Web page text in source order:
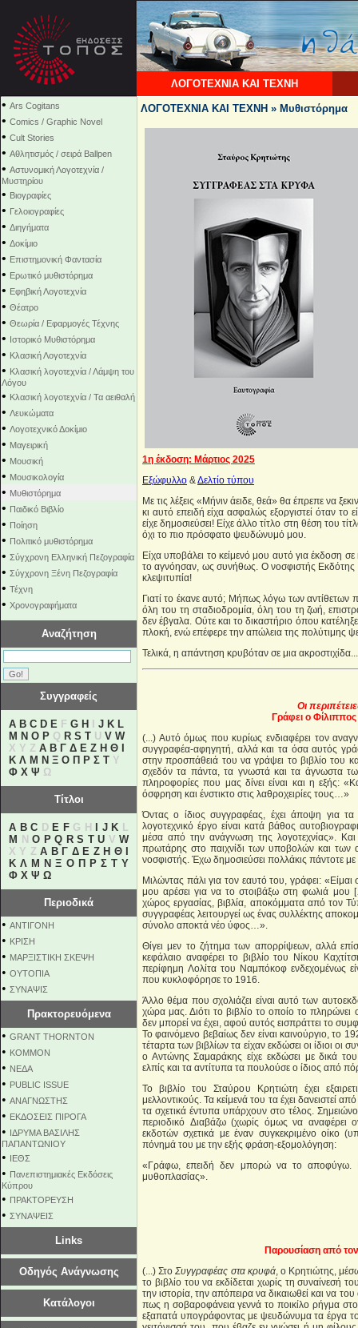
ΛΟΓΟΤΕΧΝΙΑ ΚΑΙ ΤΕΧΝΗ
• Ars Cogitans
• Comics / Graphic Novel
• Cult Stories
• Αθλητισμός / σειρά Ballpen
• Αστυνομική Λογοτεχνία /
Μυστηρίου
• Βιογραφίες
• Γελοιογραφίες
• Διηγήματα
• Δοκίμιο
• Επιστημονική Φαντασία
• Ερωτικό μυθιστόρημα
• Εφηβική Λογοτεχνία
• Θέατρο
• Θεωρία / Εφαρμογές Τέχνης
• Ιστορικό Μυθιστόρημα
• Κλασική Λογοτεχνία
• Κλασική λογοτεχνία / Λάμψη του
Λόγου
• Κλασική λογοτεχνία / Τα αειθαλή
• Λευκώματα
• Λογοτεχνικό Δοκίμιο
• Μαγειρική
• Μουσική
• Μουσικολογία
• Μυθιστόρημα
• Παιδικό Βιβλίο
• Ποίηση
• Πολιτικό μυθιστόρημα
• Σύγχρονη Ελληνική Πεζογραφία
• Σύγχρονη Ξένη Πεζογραφία
• Τέχνη
• Χρονογραφήματα
Αναζήτηση
Συγγραφείς
A B C D E F G H J K L
M N O P Q R S T U V W
X Y Z Α Β Γ Δ Ε Ζ Η Θ
Κ Λ Μ Ν Ξ Ο Π Ρ Σ Τ Υ
Φ Χ Ψ Ω
Τίτλοι
A B C D E FG H J K L
M
N O P Q R S T U V W
X Y ZΑ Β Γ Δ Ε Ζ Η Θ
Κ Λ Μ Ν Ξ Ο Π Ρ Σ Τ Υ
Φ Χ Ψ Ω
Περιοδικά
• ΑΝΤΙΓΟΝΗ
• ΚΡΙΣΗ
• ΜΑΡΞΙΣΤΙΚΗ ΣΚΕΨΗ
• ΟΥΤΟΠΙΑ
• ΣΥΝΑΨΙΣ
Πρακτορευόμενα
• GRANT THORNTON
• KOMMON
• NEΔΑ
• PUBLIC ISSUE
• ΑΝΑΓΝΩΣΤΗΣ
• ΕΚΔΟΣΕΙΣ ΠΙΡΟΓΑ
• ΙΔΡΥΜΑ ΒΑΣΙΛΗΣ
ΠΑΠΑΝΤΩΝΙΟΥ
• ΙΕΘΣ
• Πανεπιστημιακές Εκδόσεις
Κύπρου
• ΠΡΑΚΤΟΡΕΥΣΗ
• ΣΥΝΑΨΕΙΣ
Links
Οδηγός Ανάγνωσης
Κατάλογοι
ΛΟΓΟΤΕΧΝΙΑ ΚΑΙ ΤΕΧΝΗ » Μυθιστόρημα
1η έκδοση: Μάρτιος 2025
Εξώφυλλο &Δελτίο τύπου
Με τις λέξεις «Μήνιν άειδε, θεά» θα έπρεπε να
κι αυτό επειδή είχα ασφαλώς εξοργιστεί όταν
είχε δημοσιεύσει! Είχε άλλο τίτλο στη θέση του
όχι το πιο πρόσφατο ψευδώνυμό μου.
Είχα υποβάλει το κείμενό μου αυτό για έκδοση
το αγνόησαν, ως συνήθως. Ο νοσφιστής Εκδότης
κλεψιτυπία!
Γιατί το έκανε αυτό; Μήπως λόγω των αντίθετων
όλη του τη σταδιοδρομία, όλη του τη ζωή,
δεν έβγαλα. Ούτε και το δικαστήριο όπου
πλοκή, ενώ επέφερε την απώλεια της πολύτιμης
Τελικά, η απάντηση κρυβόταν σε μια
Οι
Γράφει ο
(...) Αυτό όμως που κυρίως ενδιαφέρει τον
συγγραφέα-αφηγητή, αλλά και τα όσα αυτός
στην προσπάθειά του να γράψει το βιβλίο του
σχεδόν τα πάντα, τα γνωστά και τα άγνωστα
πληροφορίες που μας δίνει είναι και η εξής:
όσφρηση και ένστικτο στις λαθροχειρίες τους…»
Όντας ο ίδιος συγγραφέας, έχει άποψη για
λογοτεχνικό έργο είναι κατά βάθος
μέσα από την ανάγνωση της λογοτεχνίας». Και
πρωτάρης στο παιχνίδι των υποβολών και των
νοσφιστής. Έχω δημοσιεύσει πολλάκις πάντοτε
Μιλώντας πάλι για τον εαυτό του, γράφει:
μου αρέσει για να το στοιβάξω στη φωλιά
χώρος εργασίας, βιβλία, αποκόμματα από τον
συγγραφέας λειτουργεί ως ένας συλλέκτης
σύνολο αποκτά νέο ύφος…».
Θίγει μεν το ζήτημα των απορρίψεων, αλλά
κεφάλαιο αναφέρει το βιβλίο του Νίκου
περίφημη Λολίτα του Ναμπόκοφ ενδεχομένως
που κυκλοφόρησε το 1916.
Άλλο θέμα που σχολιάζει είναι αυτό των
χώρα μας. Διότι το βιβλίο το οποίο το πληρώνει
δεν μπορεί να έχει, αφού αυτός εισπράττει το
Το φαινόμενο βεβαίως δεν είναι καινούργιο, το
τέταρτα των βιβλίων τα είχαν εκδώσει οι ίδιοι
ο Αντώνης Σαμαράκης είχε εκδώσει με δικά
ελπίς και τα αντίτυπα τα πουλούσε ο ίδιος από
Το βιβλίο του Σταύρου Κρητιώτη έχει
μελλοντικούς. Τα κείμενά του τα έχει δανειστεί
τα σχετικά έντυπα υπάρχουν στο τέλος.
περιοδικό Διαβάζω (χωρίς όμως να αναφέρει
εκδοτών σχετικά με έναν συγκεκριμένο οίκο
πόνημά του με την εξής φράση-εξομολόγηση:
«Γράφω, επειδή δεν μπορώ να το αποφύγω.
μυθοπλασίας».
Παρουσίαση από
(...) ΣτοΣυγγραφέας στα κρυφά, ο Κρητιώτης,
το βιβλίο του να εκδίδεται χωρίς τη συναίνεσή
την ιστορία, την απόπειρα να δικαιωθεί και να
πως η σοβαροφάνεια γεννά το ποικίλο ρήγμα
εξαπατά υπογράφοντας με ψευδώνυμα τα έργα